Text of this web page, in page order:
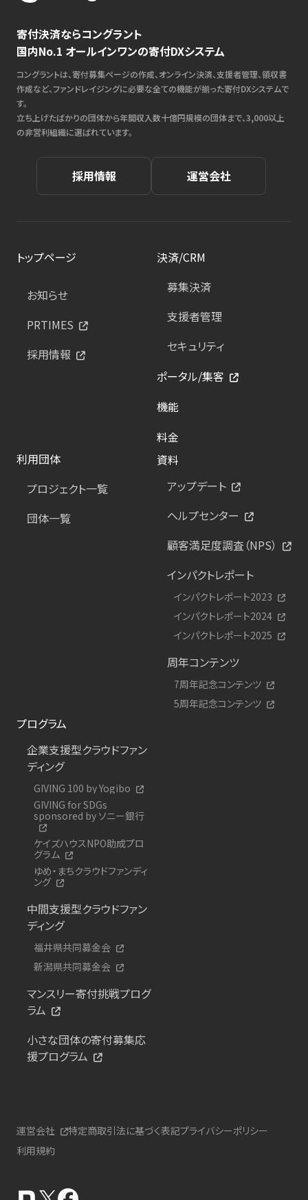
寄付決済ならコングラント
国内No.1 オールインワンの寄付DXシステム
コングラントは、寄付募集ページの作成、オンライン決済、支援者管理、領収書
作成など、ファンドレイジングに必要な全ての機能が揃った寄付DXシステムで
す。
立ち上げたばかりの団体から年間収入数十億円規模の団体まで、3,000以上
の非営利組織に選ばれています。
採用情報 運営会社
トップページ
お知らせ
PRTIMES
採用情報
決済/CRM
募集決済
支援者管理
セキュリティ
ポータル/集客
機能
料金
利用団体
プロジェクト一覧
団体一覧
資料
アップデート
ヘルプセンター
顧客満足度調査（NPS）
インパクトレポート
インパクトレポート2023
インパクトレポート2024
インパクトレポート2025
周年コンテンツ
7周年記念コンテンツ
5周年記念コンテンツ
プログラム
企業支援型クラウドファン
ディング
GIVING 100 by Yogibo
GIVING for SDGs
sponsored by ソニー銀行
ケイズハウスNPO助成プロ
グラム
ゆめ・まちクラウドファンディ
ング
中間支援型クラウドファン
ディング
福井県共同募金会
新潟県共同募金会
マンスリー寄付挑戦プログ
ラム
小さな団体の寄付募集応
援プログラム
運営会社 特定商取引法に基づく表記プライバシーポリシー
利用規約